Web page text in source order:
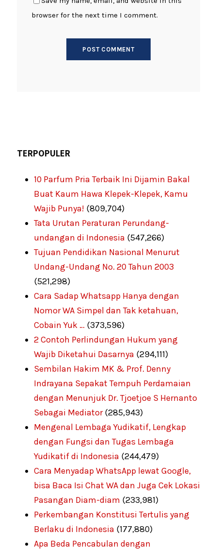
browser for the next time I comment.
TERPOPULER
10 Parfum Pria Terbaik Ini Dijamin Bakal
Buat Kaum Hawa Klepek-Klepek, Kamu
Wajib Punya! (809,704)
Tata Urutan Peraturan Perundang-
undangan di Indonesia (547,266)
Tujuan Pendidikan Nasional Menurut
Undang-Undang No. 20 Tahun 2003
(521,298)
Cara Sadap Whatsapp Hanya dengan
Nomor WA Simpel dan Tak ketahuan,
Cobain Yuk … (373,596)
2 Contoh Perlindungan Hukum yang
Wajib Diketahui Dasarnya (294,111)
Sembilan Hakim MK & Prof. Denny
Indrayana Sepakat Tempuh Perdamaian
dengan Menunjuk Dr. Tjoetjoe S Hernanto
Sebagai Mediator (285,943)
Mengenal Lembaga Yudikatif, Lengkap
dengan Fungsi dan Tugas Lembaga
Yudikatif di Indonesia (244,479)
Cara Menyadap WhatsApp lewat Google,
bisa Baca Isi Chat WA dan Juga Cek Lokasi
Pasangan Diam-diam (233,981)
Perkembangan Konstitusi Tertulis yang
Berlaku di Indonesia (177,880)
Apa Beda Pencabulan dengan